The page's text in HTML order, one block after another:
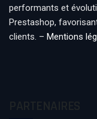
performants et
Prestashop,
clients. – Mentions